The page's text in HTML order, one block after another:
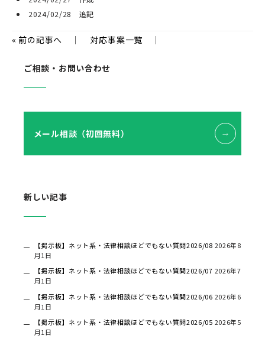
2024/02/28 追記
« 前の記事へ ｜ 対応事案一覧 ｜
ご相談・お問い合わせ
メール相談（初回無料）
新しい記事
【掲示板】ネット系・法律相談ほどでもない質問2026/08 2026年8
月1日
【掲示板】ネット系・法律相談ほどでもない質問2026/07 2026年7
月1日
【掲示板】ネット系・法律相談ほどでもない質問2026/06 2026年6
月1日
【掲示板】ネット系・法律相談ほどでもない質問2026/05 2026年5
月1日